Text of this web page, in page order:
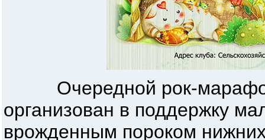
Очередной рок-
организован в поддержку
врожденным пороком